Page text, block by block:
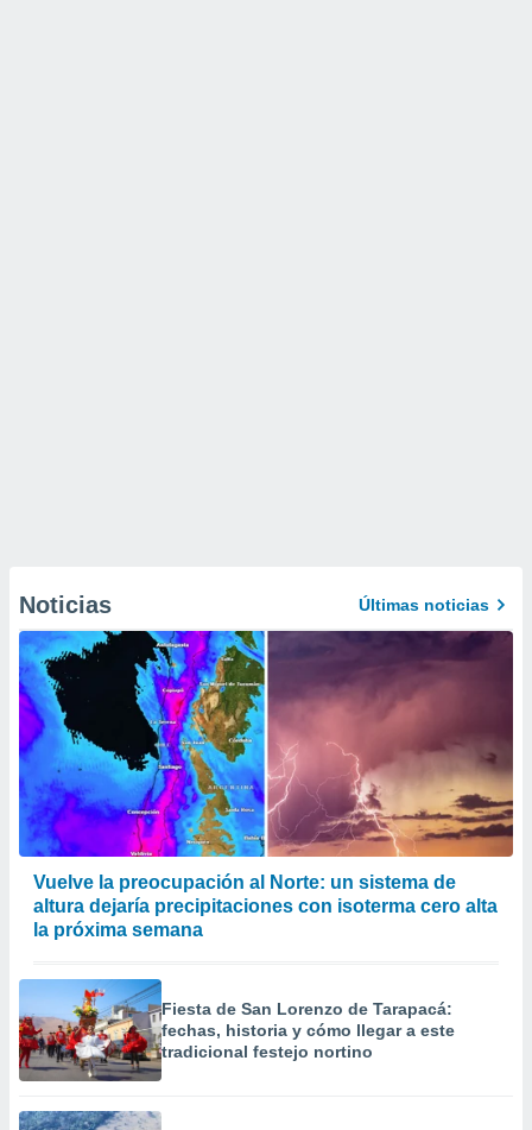
Noticias Últimas noticias
Vuelve la preocupación al Norte: un sistema de
altura dejaría precipitaciones con isoterma cero alta
la próxima semana
Fiesta de San Lorenzo de Tarapacá:
fechas, historia y cómo llegar a este
tradicional festejo nortino